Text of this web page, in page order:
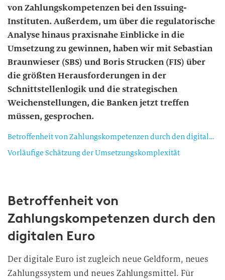
von Zahlungskompetenzen bei den Issuing-
Instituten. Außerdem, um über die regulatorische
Analyse hinaus praxisnahe Einblicke in die
Umsetzung zu gewinnen, haben wir mit Sebastian
Braunwieser (SBS) und Boris Strucken (FIS) über
die größten Herausforderungen in der
Schnittstellenlogik und die strategischen
Weichenstellungen, die Banken jetzt treffen
müssen, gesprochen.
Betroffenheit von Zahlungskompetenzen durch den digitalen Euro
Vorläufige Schätzung der Umsetzungskomplexität
Betroffenheit von
Zahlungskompetenzen durch den
digitalen Euro
Der digitale Euro ist zugleich neue Geldform, neues
Zahlungssystem und neues Zahlungsmittel. Für